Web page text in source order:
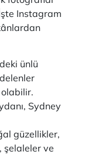
Instagram
ünlü
Sydney
güzellikler,
şelaleler ve